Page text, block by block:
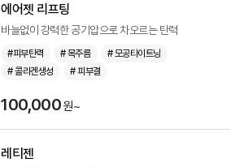
에어젯 리프팅
바늘없이 강력한 공기압으로 차오르는 탄력
#피부탄력 # 목주름
# 모공타이트닝
# 콜라겐생성
# 피부결
100,000원~
레티젠